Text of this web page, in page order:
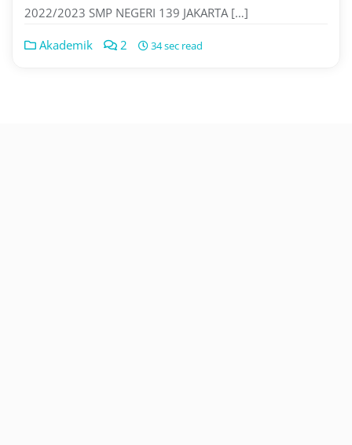
2022/2023 SMP NEGERI 139 JAKARTA […]
Akademik 2 34 sec read